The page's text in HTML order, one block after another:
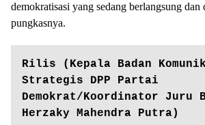
demokratisasi yang sedang berlangsung
pungkasnya.
Rilis (Kepala Badan
Strategis DPP Partai
Demokrat/Koordinator Juru
Herzaky Mahendra Putra)